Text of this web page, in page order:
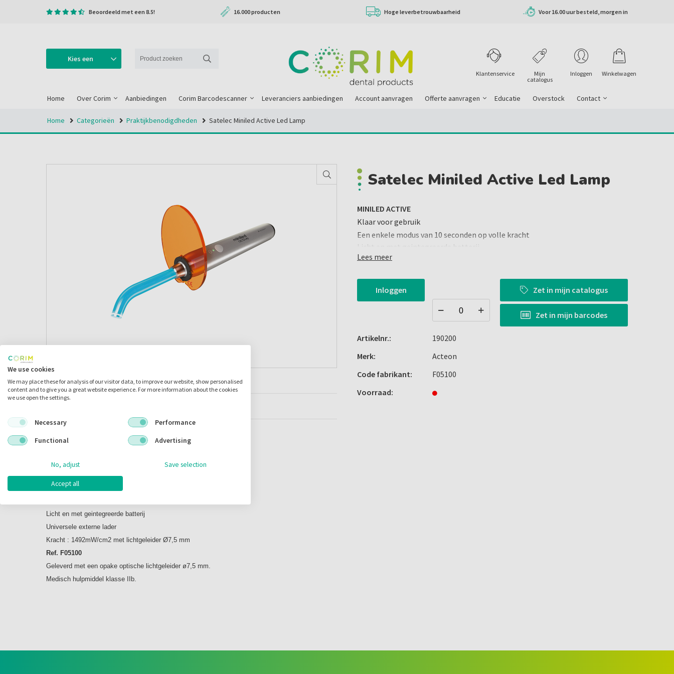
Beoordeeld met een 8.5! 16.000 producten Hoge leverbetrouwbaarheid Voor 16.00 uur besteld, morgen in
Kies een
Winkelwagen
Inloggen
Mijn
catalogus
Klantenservice
Home Over Corim Aanbiedingen Corim Barcodescanner Leveranciers aanbiedingen Account aanvragen Offerte aanvragen Educatie Overstock Contact
Home Categorieën Praktijkbenodigdheden Satelec Miniled Active Led Lamp
Omschrijving
MINILED ACTIVE
Klaar voor gebruik
Licht en met geintegreerde batterij
Universele externe lader
Kracht : 1492mW/cm2 met lichtgeleider Ø7,5 mm
Ref. F05100
Geleverd met een opake optische lichtgeleider ø7,5 mm.
Medisch hulpmiddel klasse IIb.
Satelec Miniled Active Led Lamp
MINILED ACTIVE
Klaar voor gebruik
Een enkele modus van 10 seconden op volle kracht
Licht en met geintegreerde batterij
Universele externe lader
Ref. F05100
Geleverd met een opake optische lichtgeleider ø7,5 mm.
Medisch hulpmiddel klasse IIb.
Lees meer
Inloggen Zet in mijn catalogus
Zet in mijn barcodes
Artikelnr.:
190200
Merk:
Acteon
Code fabrikant:
F05100
Voorraad:
We use cookies
We may place these for analysis of our visitor data, to improve our website, show personalised
content and to give you a great website experience. For more information about the cookies
we use open the settings.
Necessary
Performance
Functional
Advertising
No, adjust Save selection
Accept all